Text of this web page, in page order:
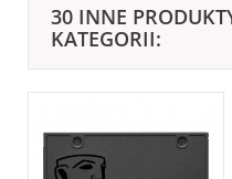
30 INNE
KATEGORII: